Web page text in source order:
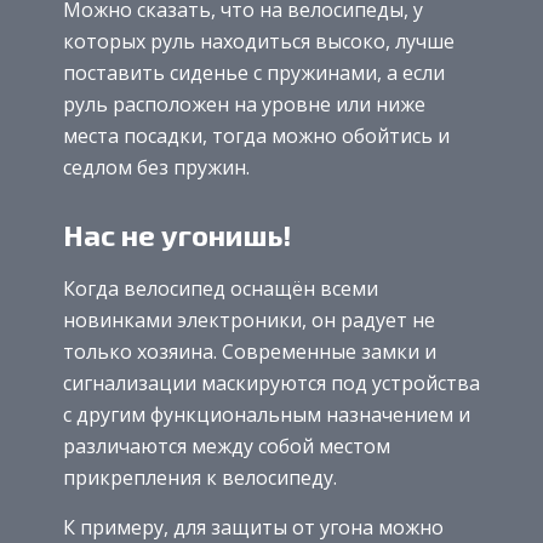
Можно сказать, что на велосипеды, у
которых руль находиться высоко, лучше
поставить сиденье с пружинами, а если
руль расположен на уровне или ниже
места посадки, тогда можно обойтись и
седлом без пружин.
Нас не угонишь!
Когда велосипед оснащён всеми
новинками электроники, он радует не
только хозяина. Современные замки и
сигнализации маскируются под устройства
с другим функциональным назначением и
различаются между собой местом
прикрепления к велосипеду.
К примеру, для защиты от угона можно